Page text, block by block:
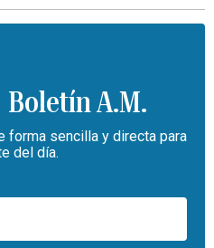
Boletín A.M.
forma sencilla y directa para
del día.